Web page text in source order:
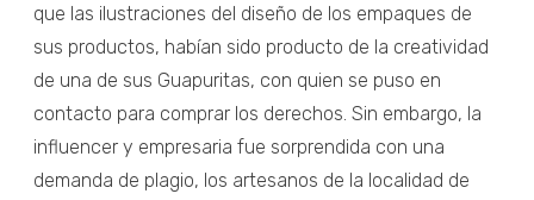
que las ilustraciones del diseño de los empaques de
sus productos, habían sido producto de la creatividad
de una de sus Guapuritas, con quien se puso en
contacto para comprar los derechos. Sin embargo, la
influencer y empresaria fue sorprendida con una
demanda de plagio, los artesanos de la localidad de